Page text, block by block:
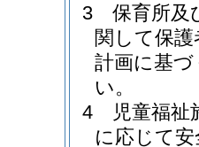
3
保育所及
関して保
計画に基
い。
4
児童福
に応じて